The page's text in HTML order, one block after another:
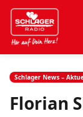
Schlager News –
Florian